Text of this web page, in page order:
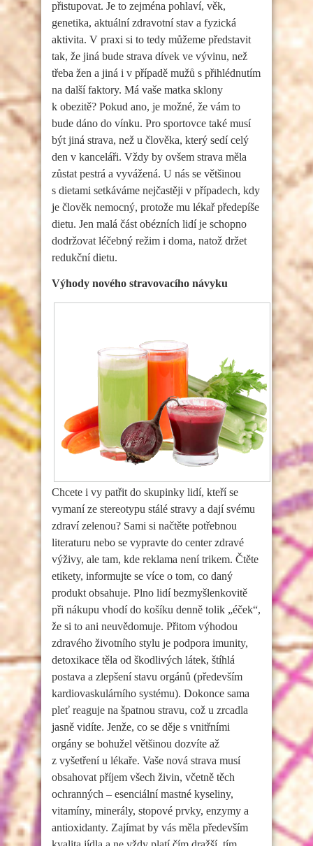
přistupovat. Je to zejména pohlaví, věk,
genetika, aktuální zdravotní stav a fyzická
aktivita. V praxi si to tedy můžeme představit
tak, že jiná bude strava dívek ve vývinu, než
třeba žen a jiná i v případě mužů s přihlédnutím
na další faktory. Má vaše matka sklony
k obezitě? Pokud ano, je možné, že vám to
bude dáno do vínku. Pro sportovce také musí
být jiná strava, než u člověka, který sedí celý
den v kanceláři. Vždy by ovšem strava měla
zůstat pestrá a vyvážená. U nás se většinou
s dietami setkáváme nejčastěji v případech, kdy
je člověk nemocný, protože mu lékař předepíše
dietu. Jen malá část obézních lidí je schopno
dodržovat léčebný režim i doma, natož držet
redukční dietu.
Výhody nového stravovacího návyku
Chcete i vy patřit do skupinky lidí, kteří se
vymaní ze stereotypu stálé stravy a dají svému
zdraví zelenou? Sami si načtěte potřebnou
literaturu nebo se vypravte do center zdravé
výživy, ale tam, kde reklama není trikem. Čtěte
etikety, informujte se více o tom, co daný
produkt obsahuje. Plno lidí bezmyšlenkovitě
při nákupu vhodí do košíku denně tolik „éček“,
že si to ani neuvědomuje. Přitom výhodou
zdravého životního stylu je podpora imunity,
detoxikace těla od škodlivých látek, štíhlá
postava a zlepšení stavu orgánů (především
kardiovaskulárního systému). Dokonce sama
pleť reaguje na špatnou stravu, což u zrcadla
jasně vidíte. Jenže, co se děje s vnitřními
orgány se bohužel většinou dozvíte až
z vyšetření u lékaře. Vaše nová strava musí
obsahovat příjem všech živin, včetně těch
ochranných – esenciální mastné kyseliny,
vitamíny, minerály, stopové prvky, enzymy a
antioxidanty. Zajímat by vás měla především